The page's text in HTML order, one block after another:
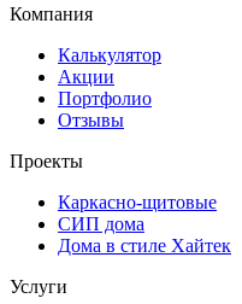
Компания
Калькулятор
Акции
Портфолио
Отзывы
Проекты
Каркасно-щитовые
СИП дома
Дома в стиле Хайтек
Услуги